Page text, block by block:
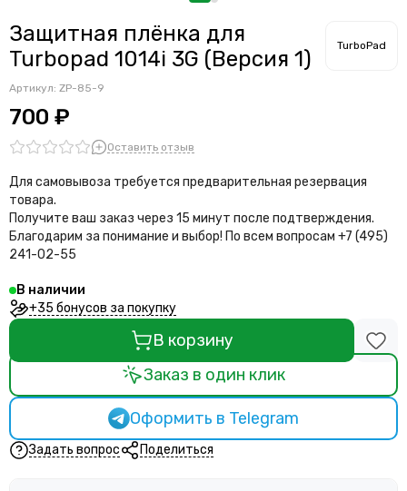
Защитная плёнка для
Turbopad 1014i 3G (Версия 1)
Артикул: ZP-85-9
700 ₽
TurboPad
Оставить отзыв
Для самовывоза требуется предварительная резервация
товара.
Получите ваш заказ через 15 минут после подтверждения.
Благодарим за понимание и выбор! По всем вопросам +7 (495)
241-02-55
В наличии
+35 бонусов за покупку
В корзину
Заказ в один клик
Оформить в Telegram
Задать вопрос Поделиться